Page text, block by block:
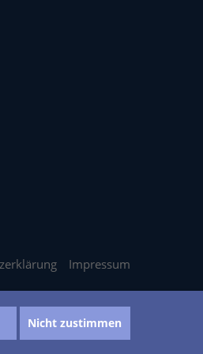
Impressum
Nicht zustimmen